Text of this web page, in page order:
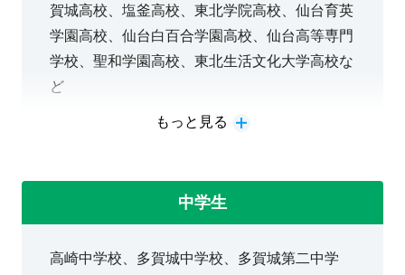
賀城高校、塩釜高校、東北学院高校、仙台育英
学園高校、仙台白百合学園高校、仙台高等専門
学校、聖和学園高校、東北生活文化大学高校な
ど
もっと見る
中学生
高崎中学校、多賀城中学校、多賀城第二中学